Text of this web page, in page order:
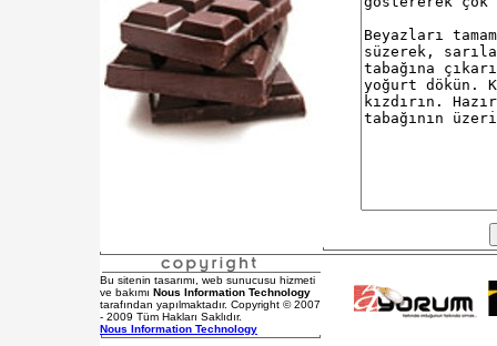
Bu sitenin tasarımı, web sunucusu hizmeti
ve bakımı Nous Information Technology
tarafından yapılmaktadır. Copyright © 2007
- 2009 Tüm Hakları Saklıdır.
Nous Information Technology